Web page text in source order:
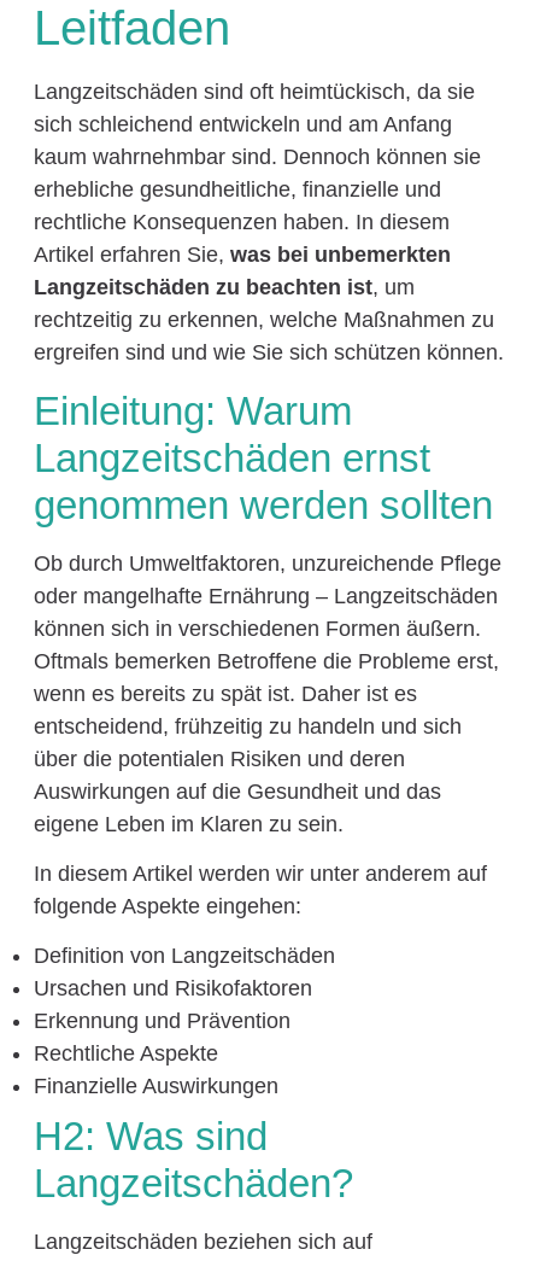
Leitfaden
Langzeitschäden sind oft heimtückisch, da sie
sich schleichend entwickeln und am Anfang
kaum wahrnehmbar sind. Dennoch können sie
erhebliche gesundheitliche, finanzielle und
rechtliche Konsequenzen haben. In diesem
Artikel erfahren Sie, was bei unbemerkten
Langzeitschäden zu beachten ist, um
rechtzeitig zu erkennen, welche Maßnahmen zu
ergreifen sind und wie Sie sich schützen können.
Einleitung: Warum
Langzeitschäden ernst
genommen werden sollten
Ob durch Umweltfaktoren, unzureichende Pflege
oder mangelhafte Ernährung – Langzeitschäden
können sich in verschiedenen Formen äußern.
Oftmals bemerken Betroffene die Probleme erst,
wenn es bereits zu spät ist. Daher ist es
entscheidend, frühzeitig zu handeln und sich
über die potentialen Risiken und deren
Auswirkungen auf die Gesundheit und das
eigene Leben im Klaren zu sein.
In diesem Artikel werden wir unter anderem auf
folgende Aspekte eingehen:
Definition von Langzeitschäden
Ursachen und Risikofaktoren
Erkennung und Prävention
Rechtliche Aspekte
Finanzielle Auswirkungen
H2: Was sind
Langzeitschäden?
Langzeitschäden beziehen sich auf